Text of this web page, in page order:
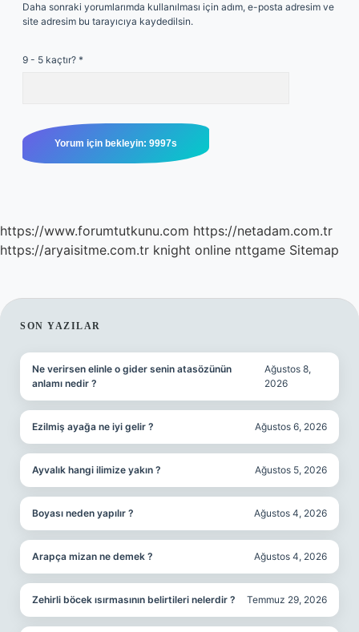
Daha sonraki yorumlarımda kullanılması için adım, e-posta adresim ve
site adresim bu tarayıcıya kaydedilsin.
9 - 5 kaçtır? *
https://www.forumtutkunu.com https://netadam.com.tr
https://aryaisitme.com.tr knight online nttgame Sitemap
SIDEBAR
SON YAZILAR
Ne verirsen elinle o gider senin atasözünün
anlamı nedir ?
Ağustos 8,
2026
Ezilmiş ayağa ne iyi gelir ? Ağustos 6, 2026
Ayvalık hangi ilimize yakın ? Ağustos 5, 2026
Boyası neden yapılır ? Ağustos 4, 2026
Arapça mizan ne demek ? Ağustos 4, 2026
Zehirli böcek ısırmasının belirtileri nelerdir ? Temmuz 29, 2026